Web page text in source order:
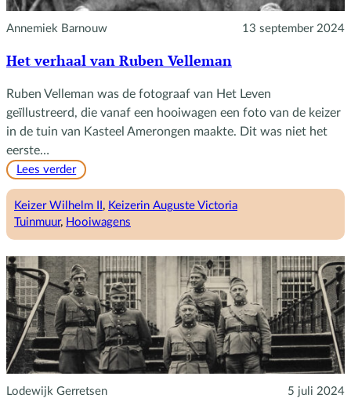
Annemiek Barnouw 13 september 2024
Het verhaal van Ruben Velleman
Ruben Velleman was de fotograaf van Het Leven
geïllustreerd, die vanaf een hooiwagen een foto van de keizer
in de tuin van Kasteel Amerongen maakte. Dit was niet het
eerste…
Lees verder:
verhaal
van
Keizer Wilhelm II , Keizerin Auguste Victoria
Tuinmuur, Hooiwagens
Lodewijk Gerretsen 5 juli 2024